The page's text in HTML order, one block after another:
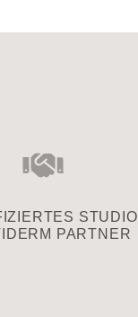
STUDIO
PARTNER